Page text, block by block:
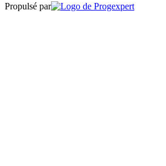
Propulsé par